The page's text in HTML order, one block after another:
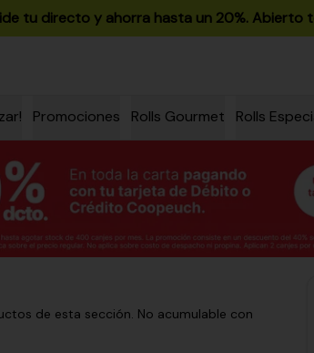
tu directo y ahorra hasta un 20%. Abierto
Promociones Rolls Gourmet Rolls
de esta sección. No acumulable con